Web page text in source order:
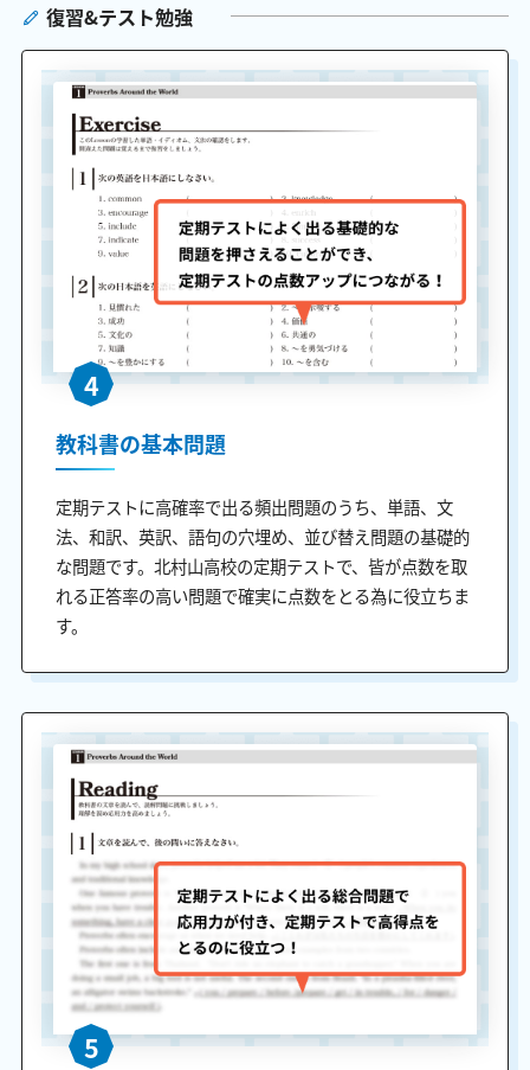
復習&テスト勉強
4
教科書の基本問題
定期テストに高確率で出る頻出問題のうち、単語、文
法、和訳、英訳、語句の穴埋め、並び替え問題の基礎的
な問題です。北村山高校の定期テストで、皆が点数を取
れる正答率の高い問題で確実に点数をとる為に役立ちま
す。
5